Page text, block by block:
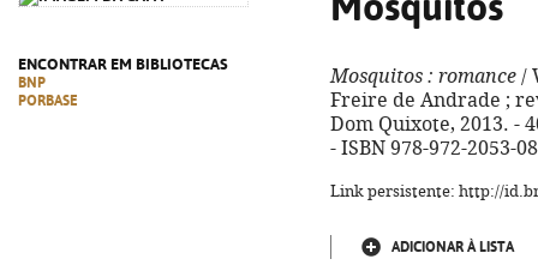
ENCONTRAR EM BIBLIOTECAS
BNP
PORBASE
Mosquitos : romance /
Freire de Andrade ;
Dom Quixote, 2013. -
- ISBN 978-972-2053-
Link persistente: http://
ADICIONAR À LISTA